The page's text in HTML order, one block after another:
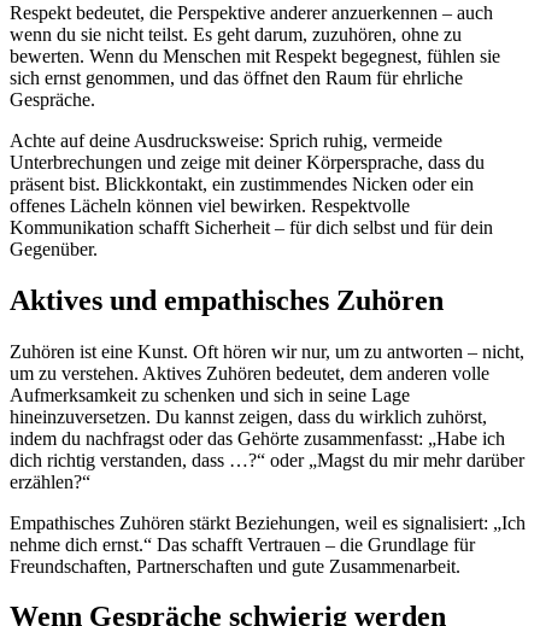
Respekt bedeutet, die Perspektive anderer anzuerkennen – auch
wenn du sie nicht teilst. Es geht darum, zuzuhören, ohne zu
bewerten. Wenn du Menschen mit Respekt begegnest, fühlen sie
sich ernst genommen, und das öffnet den Raum für ehrliche
Gespräche.
Achte auf deine Ausdrucksweise: Sprich ruhig, vermeide
Unterbrechungen und zeige mit deiner Körpersprache, dass du
präsent bist. Blickkontakt, ein zustimmendes Nicken oder ein
offenes Lächeln können viel bewirken. Respektvolle
Kommunikation schafft Sicherheit – für dich selbst und für dein
Gegenüber.
Aktives und empathisches Zuhören
Zuhören ist eine Kunst. Oft hören wir nur, um zu antworten – nicht,
um zu verstehen. Aktives Zuhören bedeutet, dem anderen volle
Aufmerksamkeit zu schenken und sich in seine Lage
hineinzuversetzen. Du kannst zeigen, dass du wirklich zuhörst,
indem du nachfragst oder das Gehörte zusammenfasst: „Habe ich
dich richtig verstanden, dass …?“ oder „Magst du mir mehr darüber
erzählen?“
Empathisches Zuhören stärkt Beziehungen, weil es signalisiert: „Ich
nehme dich ernst.“ Das schafft Vertrauen – die Grundlage für
Freundschaften, Partnerschaften und gute Zusammenarbeit.
Wenn Gespräche schwierig werden